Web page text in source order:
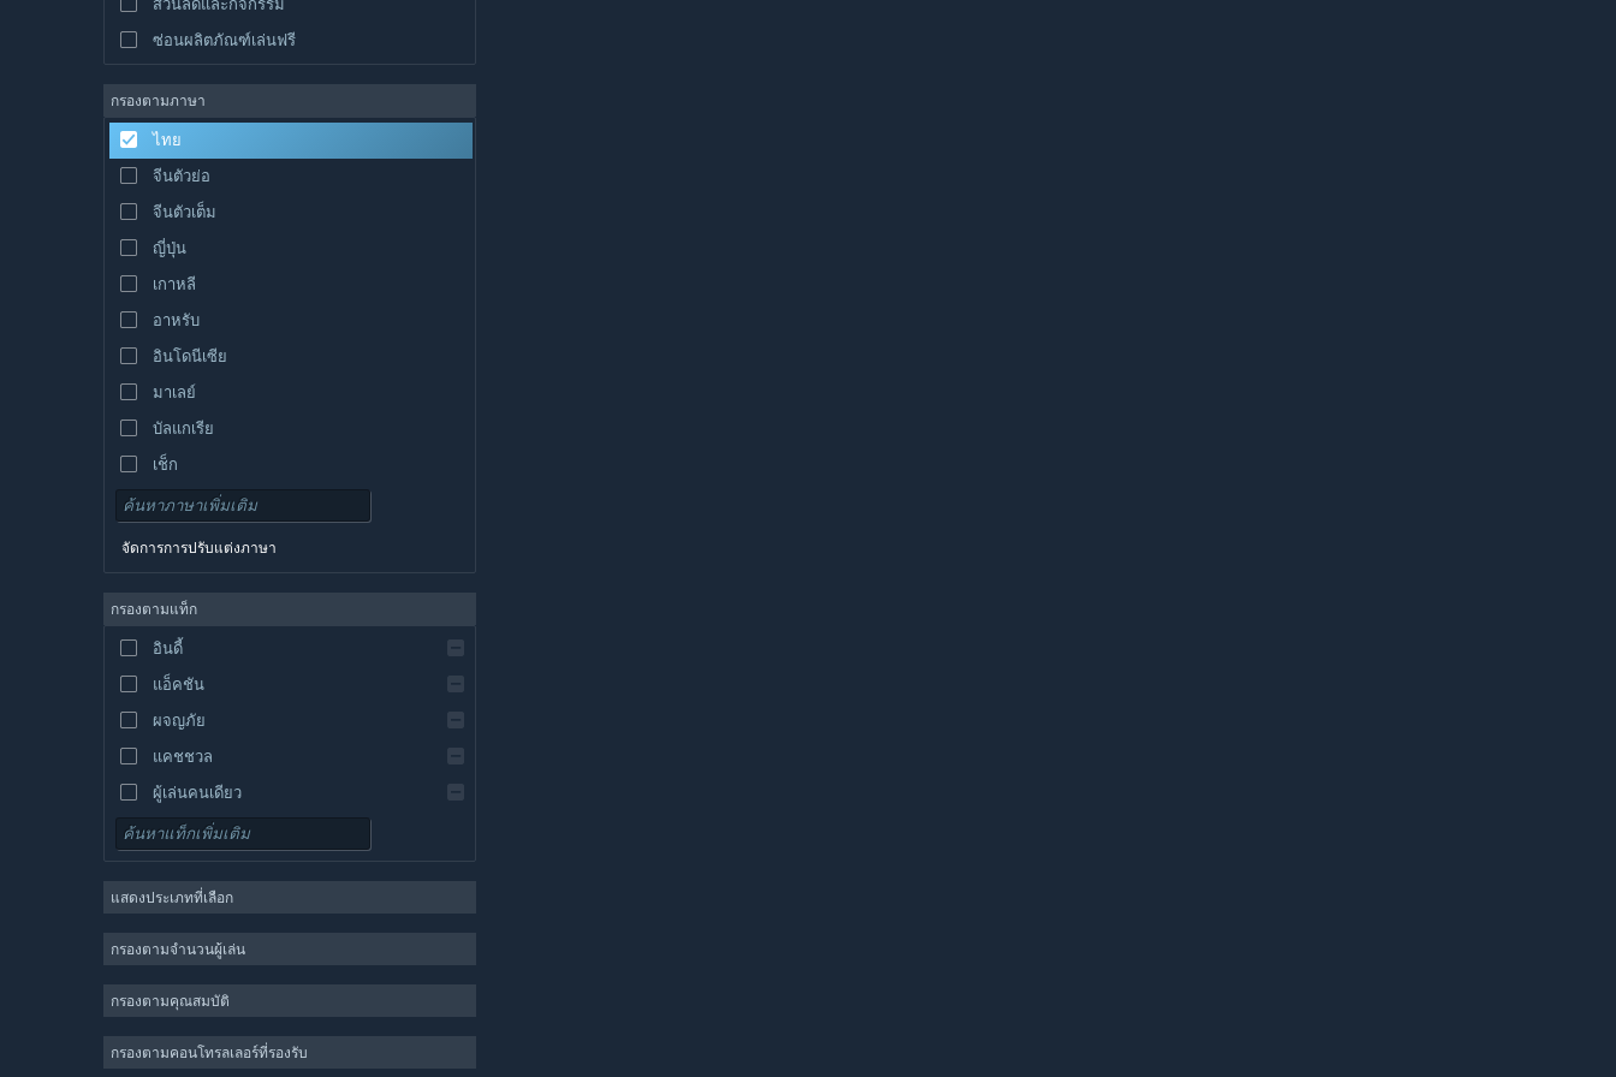
ซ่อนผลิตภัณฑ์เล่นฟรี
กรองตามภาษา
ไทย
จีนตัวย่อ
จีนตัวเต็ม
ญี่ปุ่น
เกาหลี
อาหรับ
อินโดนีเซีย
มาเลย์
บัลแกเรีย
เช็ก
เดนมาร์ก
สเปน
สเปน-ลาตินอเมริกา
กรีก
จัดการการปรับแต่งภาษา
กรองตามแท็ก
อินดี้
แอ็คชัน
ผจญภัย
แคชชวล
ผู้เล่นคนเดียว
จำลองสถานการณ์
กลยุทธ์
3 มิติ
แสดงประเภทที่เลือก
กรองตามจำนวนผู้เล่น
กรองตามคุณสมบัติ
กรองตามคอนโทรลเลอร์ที่รองรับ